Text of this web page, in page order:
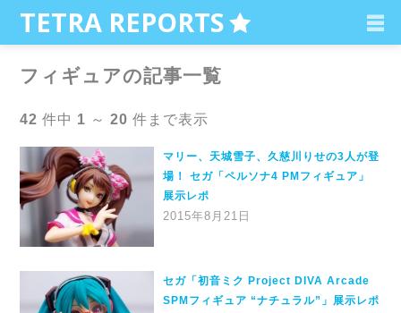
TETRA REPORTS C
フィギュアの記事一覧
42 件中 1 ～20 件まで表示
マリー、天城雪子、久慈川りせの3人が登
場！ セガ「ペルソナ4 PMフィギュア」
展示レポ
2015年8月21日
セガ「初音ミク Project DIVA Arcade
SPMフィギュア “ナチュラル”」展示レポ